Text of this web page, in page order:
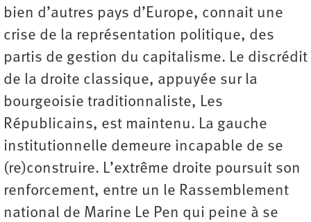
bien d’autres pays d’Europe, connait une
crise de la représentation politique, des
partis de gestion du capitalisme. Le discrédit
de la droite classique, appuyée sur la
bourgeoisie traditionnaliste, Les
Républicains, est maintenu. La gauche
institutionnelle demeure incapable de se
(re)construire. L’extrême droite poursuit son
renforcement, entre un le Rassemblement
national de Marine Le Pen qui peine à se